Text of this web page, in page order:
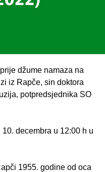
džume namaza na
iz Rapče, sin doktora
potpredsjednika SO
decembra u 12:00 h u
1955. godine od oca